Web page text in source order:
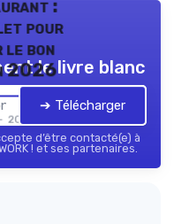
:
pour
bon
2026
2026
le livre blanc
➔ Télécharger
d’être contacté(e) à
! et ses partenaires.